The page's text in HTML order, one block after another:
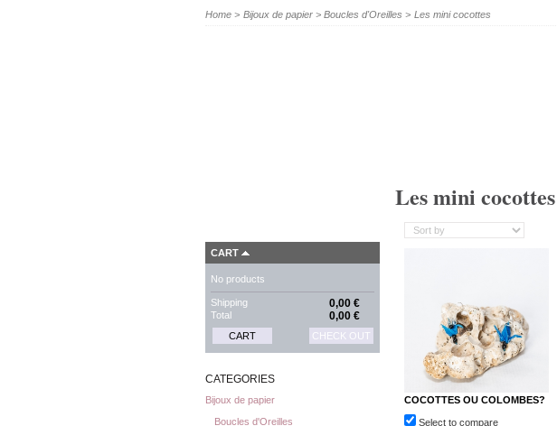
Home > Bijoux de papier > Boucles d'Oreilles > Les mini cocottes
Les mini cocottes
COCOTTES OU COLOMBES?
Select to compare
CART
No products
Shipping 0,00 €
Total 0,00 €
CART CHECK OUT
CATEGORIES
Bijoux de papier
Boucles d'Oreilles